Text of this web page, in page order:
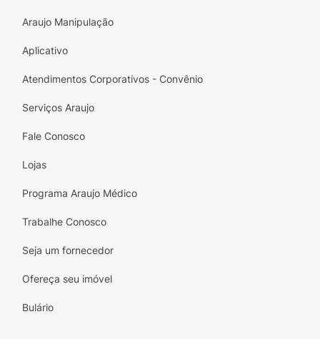
Araujo Manipulação
Aplicativo
Atendimentos Corporativos - Convênio
Serviços Araujo
Fale Conosco
Lojas
Programa Araujo Médico
Trabalhe Conosco
Seja um fornecedor
Ofereça seu imóvel
Bulário